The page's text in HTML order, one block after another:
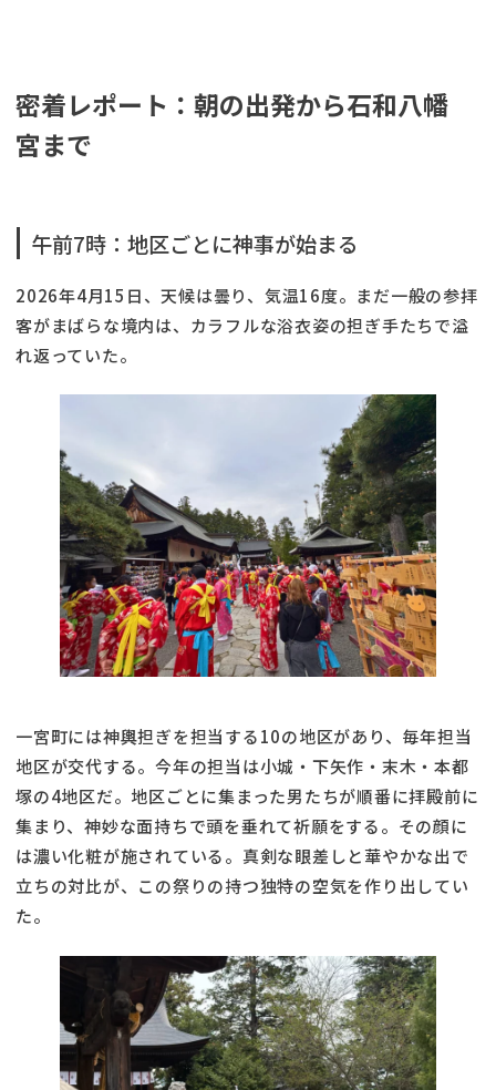
密着レポート：朝の出発から石和八幡
宮まで
午前7時：地区ごとに神事が始まる
2026年4月15日、天候は曇り、気温16度。まだ一般の参拝
客がまばらな境内は、カラフルな浴衣姿の担ぎ手たちで溢
れ返っていた。
一宮町には神輿担ぎを担当する10の地区があり、毎年担当
地区が交代する。今年の担当は小城・下矢作・末木・本都
塚の4地区だ。地区ごとに集まった男たちが順番に拝殿前に
集まり、神妙な面持ちで頭を垂れて祈願をする。その顔に
は濃い化粧が施されている。真剣な眼差しと華やかな出で
立ちの対比が、この祭りの持つ独特の空気を作り出してい
た。